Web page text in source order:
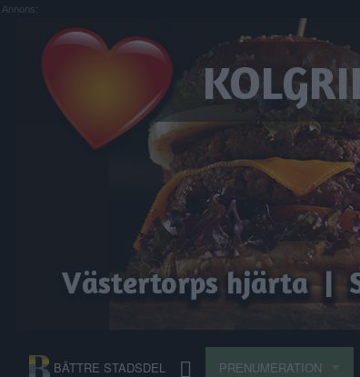
Annons:
BÄTTRE STADSDEL PRENUMERATION